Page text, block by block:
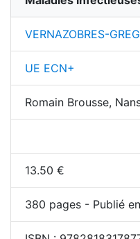
VERNAZOBRES-
UE ECN+
Romain Brousse,
13.50 €
380 pages - Publié